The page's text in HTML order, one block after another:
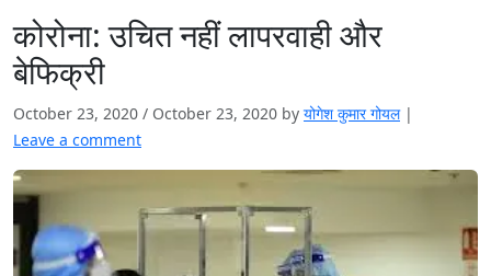
कोरोना: उचित नहीं लापरवाही और
बेफिक्री
October 23, 2020 / October 23, 2020 by योगेश कुमार गोयल |
Leave a comment